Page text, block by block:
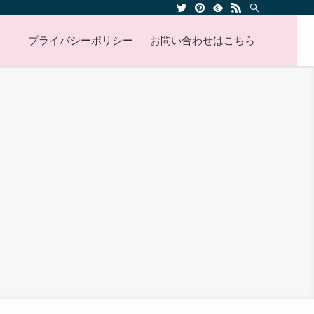
プライバシーポリシー お問い合わせはこちら